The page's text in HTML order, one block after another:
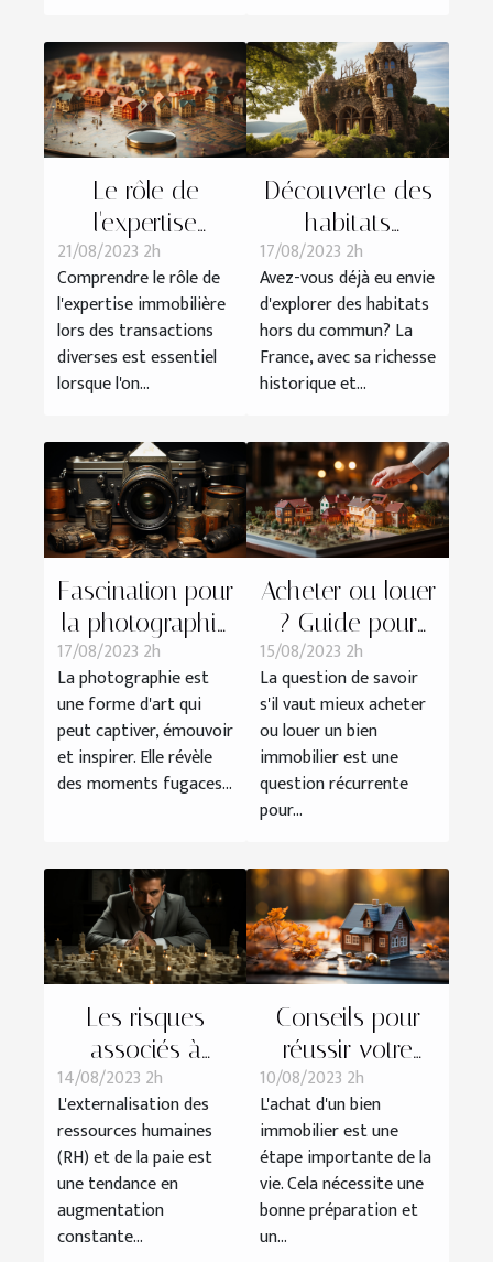
Le rôle de
l'expertise
immobilière
dans les
transactions
diverses
21/08/2023 2h
Comprendre le rôle de
l'expertise immobilière
lors des transactions
diverses est essentiel
lorsque l'on...
Découverte des
habitats
insolites en
France
17/08/2023 2h
Avez-vous déjà eu envie
d'explorer des habitats
hors du commun? La
France, avec sa richesse
historique et...
Fascination pour
la photographie
: la culture SLR
17/08/2023 2h
La photographie est
une forme d'art qui
peut captiver, émouvoir
et inspirer. Elle révèle
des moments fugaces...
Acheter ou louer
? Guide pour
faire le meilleur
choix immobilier
15/08/2023 2h
La question de savoir
s'il vaut mieux acheter
ou louer un bien
immobilier est une
question récurrente
pour...
Les risques
associés à
l'externalisation
RH et paie :
comment les
éviter?
14/08/2023 2h
L'externalisation des
ressources humaines
(RH) et de la paie est
une tendance en
augmentation
constante...
Conseils pour
réussir votre
achat
immobilier
10/08/2023 2h
L'achat d'un bien
immobilier est une
étape importante de la
vie. Cela nécessite une
bonne préparation et
un...